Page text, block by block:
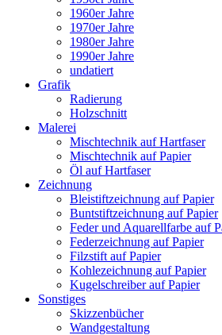
1960er Jahre
1970er Jahre
1980er Jahre
1990er Jahre
undatiert
Grafik
Radierung
Holzschnitt
Malerei
Mischtechnik auf Hartfaser
Mischtechnik auf Papier
Öl auf Hartfaser
Zeichnung
Bleistiftzeichnung auf Papier
Buntstiftzeichnung auf Papier
Feder und Aquarellfarbe auf
Federzeichnung auf Papier
Filzstift auf Papier
Kohlezeichnung auf Papier
Kugelschreiber auf Papier
Sonstiges
Skizzenbücher
Wandgestaltung